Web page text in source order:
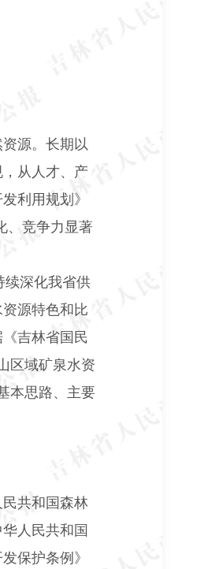
源。长期以
从人才、产
利用规划》
、竞争力显著
续深化我省供
源特色和比
吉林省国民
区域矿泉水资
本思路、主要
共和国森林
人民共和国
保护条例》